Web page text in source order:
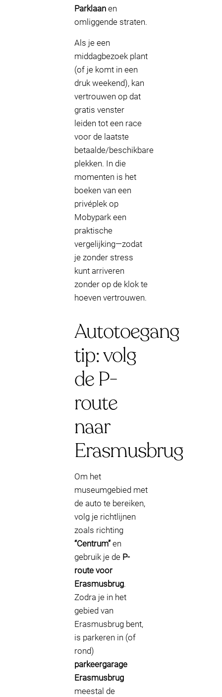
Parklaan en
omliggende straten.
Als je een
middagbezoek plant
(of je komt in een
druk weekend), kan
vertrouwen op dat
gratis venster
leiden tot een race
voor de laatste
betaalde/beschikbare
plekken. In die
momenten is het
boeken van een
privéplek op
Mobypark een
praktische
vergelijking—zodat
je zonder stress
kunt arriveren
zonder op de klok te
hoeven vertrouwen.
Autotoegang
tip: volg
de P-
route
naar
Erasmusbrug
Om het
museumgebied met
de auto te bereiken,
volg je richtlijnen
zoals richting
“Centrum” en
gebruik je de P-
route voor
Erasmusbrug.
Zodra je in het
gebied van
Erasmusbrug bent,
is parkeren in (of
rond)
parkeergarage
Erasmusbrug
meestal de